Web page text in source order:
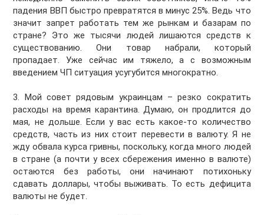
падения ВВП быстро превратятся в минус 25%. Ведь что
значит запрет работать тем же рынкам и базарам по
стране? Это же тысячи людей лишаются средств к
существованию. Они товар набрали, который
пропадает. Уже сейчас им тяжело, а с возможным
введением ЧП ситуация усугубится многократно.
3. Мой совет рядовым украинцам – резко сократить
расходы на время карантина. Думаю, он продлится до
мая, не дольше. Если у вас есть какое-то количество
средств, часть из них стоит перевести в валюту. Я не
жду обвала курса гривны, поскольку, когда много людей
в стране (а почти у всех сбережения именно в валюте)
остаются без работы, они начинают потихоньку
сдавать доллары, чтобы выживать. То есть дефицита
валюты не будет.